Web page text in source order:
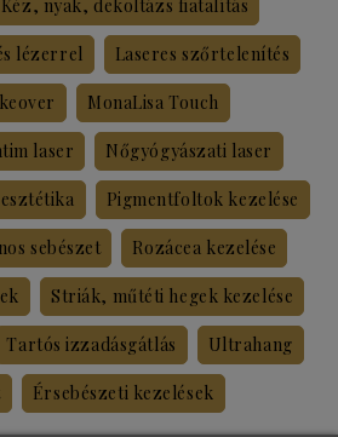
Kéz, nyak, dekoltázs fiatalítás
lézerrel Laseres szőrtelenítés
MonaLisa Touch
laser Nőgyógyászati laser
Pigmentfoltok kezelése
sebészet Rozácea kezelése
Striák, műtéti hegek kezelése
Tartós izzadásgátlás Ultrahang
Érsebészeti kezelések